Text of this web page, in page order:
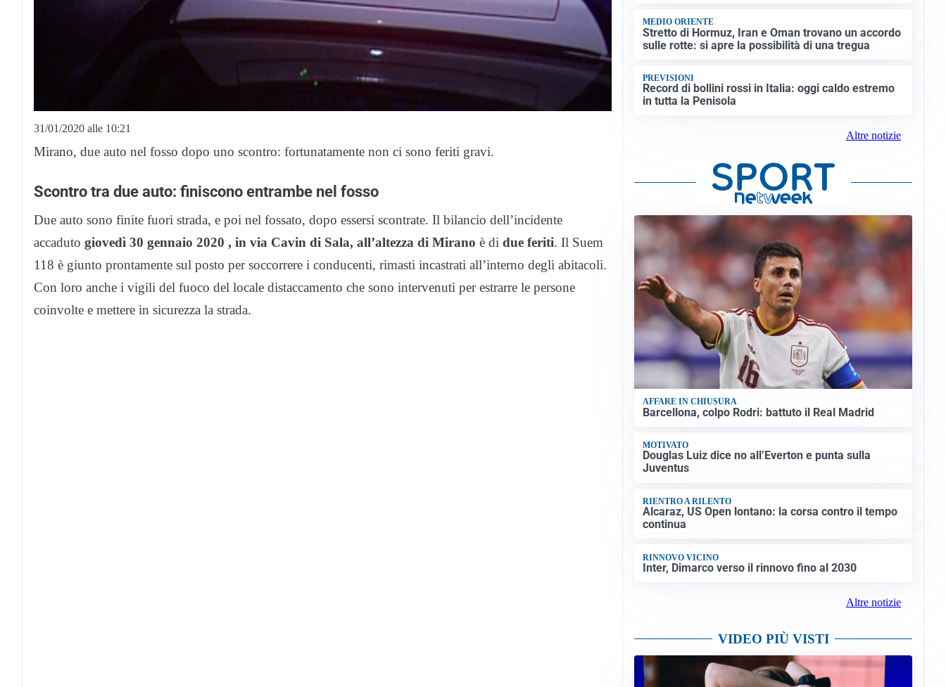
31/01/2020 alle 10:21
Mirano, due auto nel fosso dopo uno scontro: fortunatamente non ci sono feriti gravi.
Scontro tra due auto: finiscono entrambe nel fosso
Due auto sono finite fuori strada, e poi nel fossato, dopo essersi scontrate. Il bilancio dell’incidente
accaduto giovedì 30 gennaio 2020 , in via Cavin di Sala, all’altezza di Mirano è di due feriti. Il Suem
118 è giunto prontamente sul posto per soccorrere i conducenti, rimasti incastrati all’interno degli abitacoli.
Con loro anche i vigili del fuoco del locale distaccamento che sono intervenuti per estrarre le persone
coinvolte e mettere in sicurezza la strada.
MEDIO ORIENTE
Stretto di Hormuz, Iran e Oman trovano un accordo
sulle rotte: si apre la possibilità di una tregua
PREVISIONI
Record di bollini rossi in Italia: oggi caldo estremo
in tutta la Penisola
Altre notizie
AFFARE IN CHIUSURA
Barcellona, colpo Rodri: battuto il Real Madrid
MOTIVATO
Douglas Luiz dice no all’Everton e punta sulla
Juventus
RIENTRO A RILENTO
Alcaraz, US Open lontano: la corsa contro il tempo
continua
RINNOVO VICINO
Inter, Dimarco verso il rinnovo fino al 2030
Altre notizie
VIDEO PIÙ VISTI